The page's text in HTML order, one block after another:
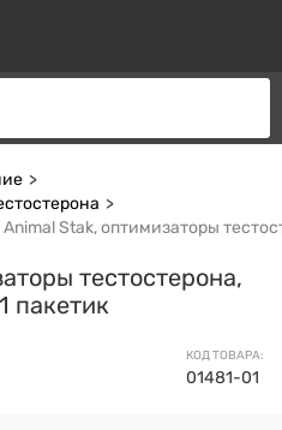
Animal Stak, оптимизаторы
тестостерона,
пакетик
КОД ТОВАРА:
01481-01